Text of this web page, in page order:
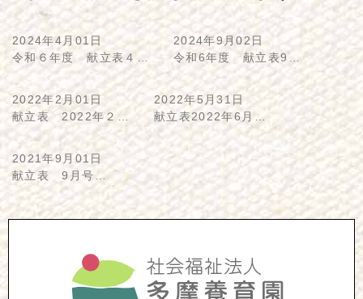
2024年4月01日
令和６年度 献立表４…
2024年9月02日
令和6年度 献立表9…
2022年2月01日
献立表 2022年２…
2022年5月31日
献立表2022年6月…
2021年9月01日
献立表 9月号…